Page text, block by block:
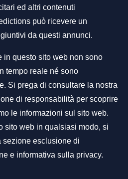
ed altri contenuti
può ricevere un
da questi annunci.
in questo sito web non sono
tempo reale né sono
Si prega di consultare la nostra
di responsabilità per scoprire
le informazioni sul sito web.
sito web in qualsiasi modo, si
sezione esclusione di
e informativa sulla privacy.